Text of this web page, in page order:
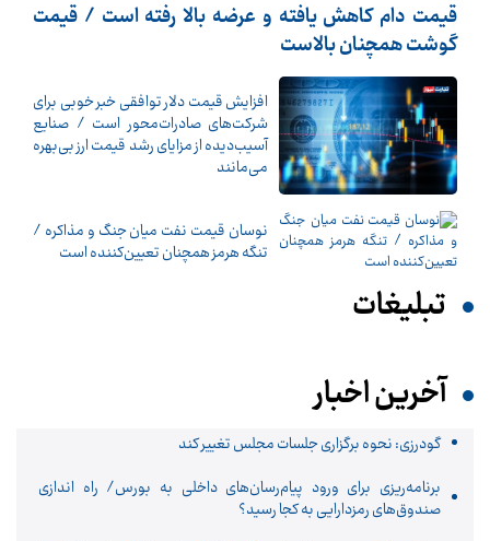
قیمت دام کاهش یافته و عرضه بالا رفته است / قیمت
گوشت همچنان بالاست
افزایش قیمت دلار توافقی خبر خوبی برای
شرکت‌های صادرات‌محور است / صنایع
آسیب‌دیده از مزایای رشد قیمت ارز بی‌بهره
می‌مانند
نوسان قیمت نفت میان جنگ و مذاکره /
تنگه هرمز همچنان تعیین‌کننده است
تبلیغات
آخرین اخبار
گودرزی: نحوه برگزاری جلسات مجلس تغییر کند
برنامه‌ریزی برای ورود پیام‌رسان‌های داخلی به بورس/ راه اندازی
صندوق‌های رمزدارایی به کجا رسید؟